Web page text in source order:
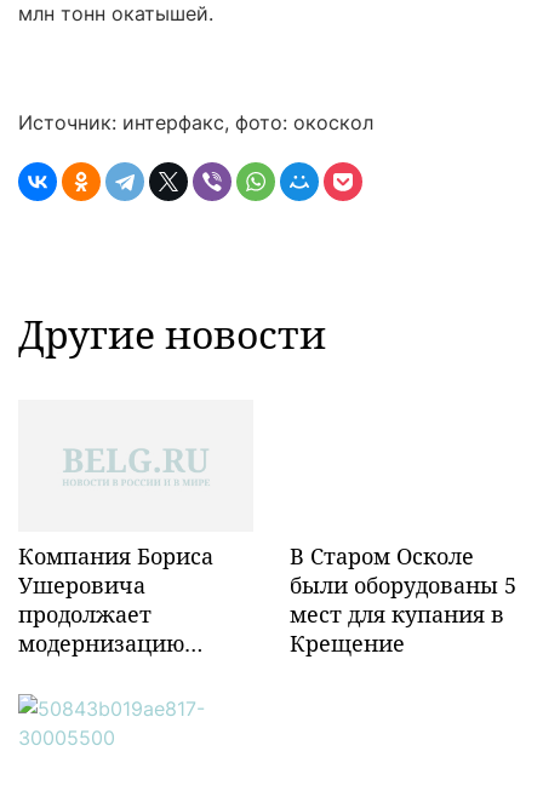
млн тонн окатышей.
Источник: интерфакс, фото: окоскол
Другие новости
Компания Бориса
Ушеровича
продолжает
модернизацию
инфраструктуры в
Забайкалье
В Старом Осколе
были оборудованы 5
мест для купания в
Крещение